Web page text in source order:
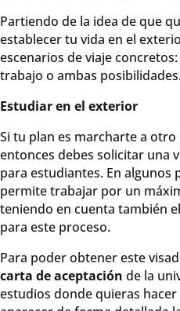
Partiendo de la idea de que
establecer tu vida en el
escenarios de viaje
trabajo o ambas
Estudiar en el exterior
Si tu plan es marcharte a
entonces debes solicitar una
para estudiantes. En algunos
permite trabajar por un
teniendo en cuenta también
para este proceso.
Para poder obtener este
carta de aceptación de la
estudios donde quieras